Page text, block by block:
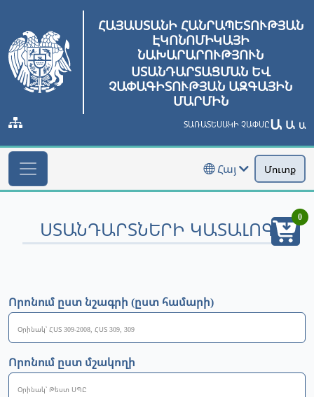
ՀԱՅԱՍՏԱՆԻ ՀԱՆՐԱՊԵՏՈՒԹՅԱՆ
ԷԿՈՆՈՄԻԿԱՅԻ
ՆԱԽԱՐԱՐՈՒԹՅՈՒՆ
ՍՏԱՆԴԱՐՏԱՑՄԱՆ ԵՎ
ՉԱՓԱԳԻՏՈՒԹՅԱՆ ԱԶԳԱՅԻՆ
ՄԱՐՄԻՆ
ՏԱՌԱՏԵՍԱԿԻ ՉԱՓՍԸԱ Ա Ա
Հայ Մուտք
ՍՏԱՆԴԱՐՏՆԵՐԻ ԿԱՏԱԼՈԳ
Որոնում ըստ նշագրի (ըստ համարի)
Որոնում ըստ մշակողի
0